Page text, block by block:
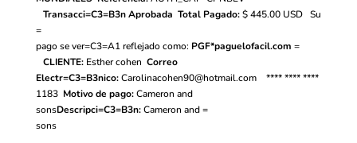
Transacci=C3=B3n Aprobada Total Pagado: $ 445.00 USD Su
=
pago se ver=C3=A1 reflejado como: PGF*paguelofacil.com =
CLIENTE: Esther cohen Correo
Electr=C3=B3nico: Carolinacohen90@hotmail.com
**** **** ****
1183 Motivo de pago: Cameron and
sonsDescripci=C3=B3n: Cameron and =
sons